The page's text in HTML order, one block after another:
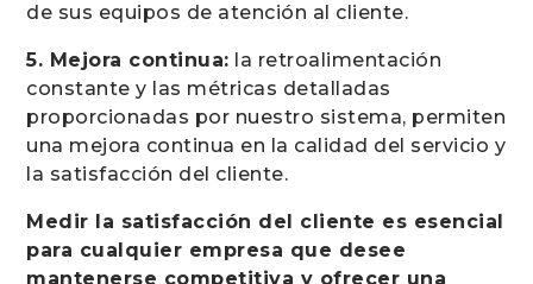
de sus equipos de atención al cliente.
5. Mejora continua: la retroalimentación
constante y las métricas detalladas
proporcionadas por nuestro sistema, permiten
una mejora continua en la calidad del servicio y
la satisfacción del cliente.
Medir la satisfacción del cliente es esencial
para cualquier empresa que desee
mantenerse competitiva y ofrecer una